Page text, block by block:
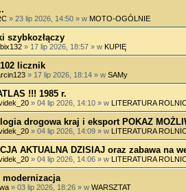
» 23 lip 2026, 14:50 » w MOTO-OGÓLNIE
szybkozłączy
» 17 lip 2026, 18:57 » w KUPIĘ
licznik
» 17 lip 2026, 18:14 » w SAMy
!!! 1985 r.
» 04 lip 2026, 14:10 » w LITERATURA
drogowa kraj i eksport POKAZ
» 04 lip 2026, 14:09 » w LITERATURA
AKTUALNA DZISIAJ oraz zabawa na
» 04 lip 2026, 14:06 » w LITERATURA
modernizacja
» 03 lip 2026, 18:26 » w WARSZTAT